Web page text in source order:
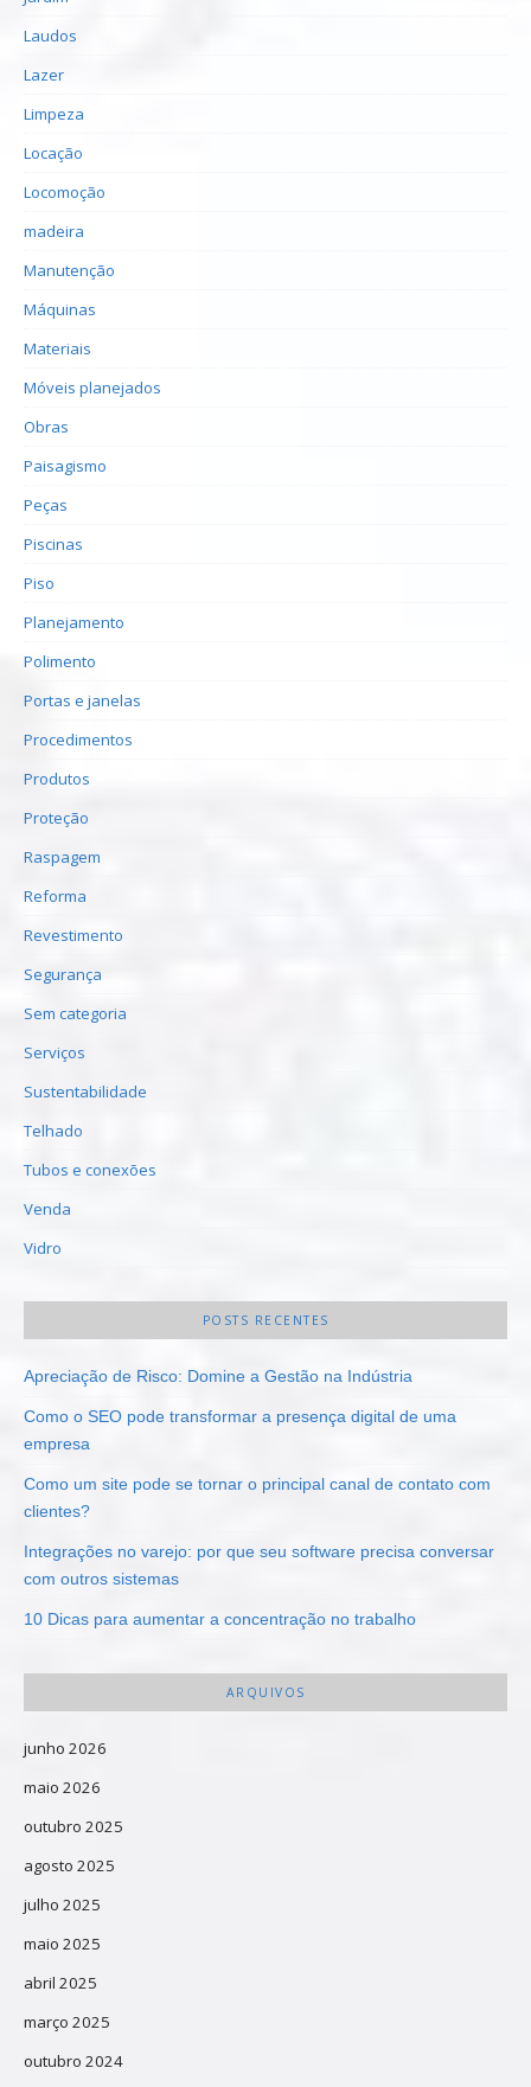
Laudos
Lazer
Limpeza
Locação
Locomoção
madeira
Manutenção
Máquinas
Materiais
Móveis planejados
Obras
Paisagismo
Peças
Piscinas
Piso
Planejamento
Polimento
Portas e janelas
Procedimentos
Produtos
Proteção
Raspagem
Reforma
Revestimento
Segurança
Sem categoria
Serviços
Sustentabilidade
Telhado
Tubos e conexões
Venda
Vidro
POSTS RECENTES
Apreciação de Risco: Domine a Gestão na Indústria
Como o SEO pode transformar a presença digital de uma
empresa
Como um site pode se tornar o principal canal de contato com
clientes?
Integrações no varejo: por que seu software precisa conversar
com outros sistemas
10 Dicas para aumentar a concentração no trabalho
ARQUIVOS
junho 2026
maio 2026
outubro 2025
agosto 2025
julho 2025
maio 2025
abril 2025
março 2025
outubro 2024